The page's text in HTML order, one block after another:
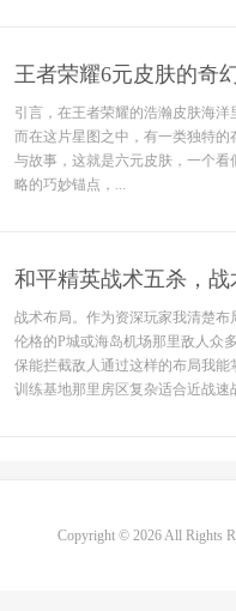
王者荣耀6元皮肤的奇
引言，在王者荣耀的浩瀚皮肤海
而在这片星图之中，有一类独特
与故事，这就是六元皮肤，一个
略的巧妙锚点，...
和平精英战术五杀，
战术布局。作为资深玩家我清楚
伦格的P城或海岛机场那里敌人众
保能拦截敌人通过这样的布局我
训练基地那里房区复杂适合近战
Copyright © 2026 All Rights